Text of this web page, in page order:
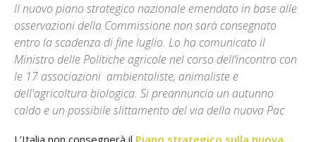
Il nuovo piano strategico nazionale emendato in base alle
osservazioni della Commissione non sarà consegnato
entro la scadenza di fine luglio. Lo ha comunicato il
Ministro delle Politiche agricole nel corso dell’incontro con
le 17 associazioni ambientaliste, animaliste e
dell'agricoltura biologica. Si preannuncia un autunno
caldo e un possibile slittamento del via della nuova Pac